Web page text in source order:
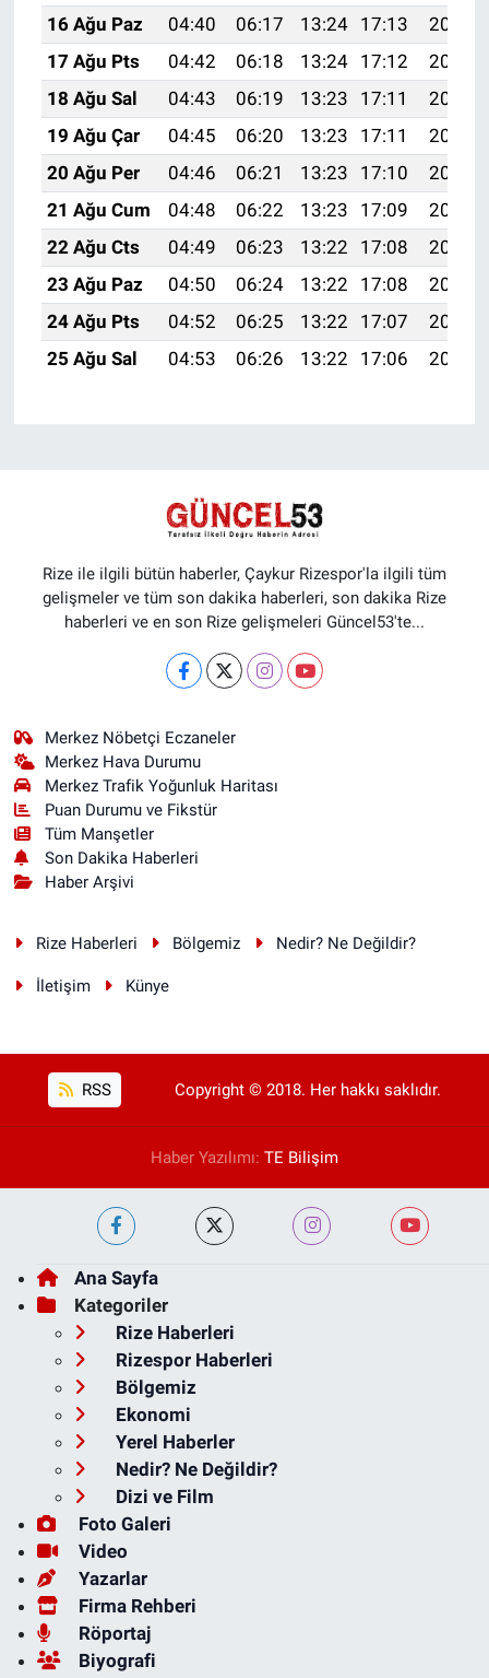
16 Ağu Paz
04:40 06:17 13:24 17:13
20:20
17 Ağu Pts
04:42 06:18 13:24 17:12
20:19
18 Ağu Sal
04:43 06:19 13:23 17:11
20:17
19 Ağu Çar
04:45 06:20 13:23 17:11
20:16
20 Ağu Per
04:46 06:21 13:23 17:10
20:14
21 Ağu Cum
04:48 06:22 13:23 17:09
20:13
22 Ağu Cts
04:49 06:23 13:22 17:08
20:11
23 Ağu Paz
04:50 06:24 13:22 17:08
20:10
24 Ağu Pts
04:52 06:25 13:22 17:07
20:08
25 Ağu Sal
04:53 06:26 13:22 17:06 20:07
Rize ile ilgili bütün haberler, Çaykur Rizespor'la ilgili tüm
gelişmeler ve tüm son dakika haberleri, son dakika Rize
haberleri ve en son Rize gelişmeleri Güncel53'te...
Merkez Nöbetçi Eczaneler
Merkez Hava Durumu
Merkez Trafik Yoğunluk Haritası
Puan Durumu ve Fikstür
Tüm Manşetler
Son Dakika Haberleri
Haber Arşivi
Rize Haberleri Bölgemiz Nedir? Ne Değildir?
İletişim Künye
RSS Copyright © 2018. Her hakkı saklıdır.
Haber Yazılımı: TE Bilişim
Ana Sayfa
Kategoriler
Rize Haberleri
Rizespor Haberleri
Bölgemiz
Ekonomi
Yerel Haberler
Nedir? Ne Değildir?
Dizi ve Film
Foto Galeri
Video
Yazarlar
Firma Rehberi
Röportaj
Biyografi